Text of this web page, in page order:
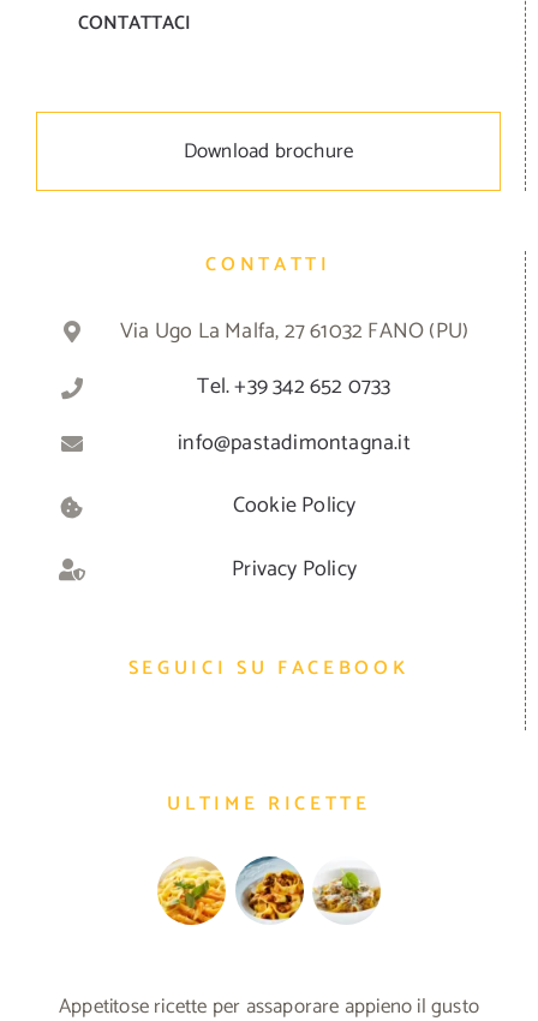
CONTATTACI
Download brochure
CONTATTI
Via Ugo La Malfa, 27 61032 FANO (PU)
Tel. +39 342 652 0733
info@pastadimontagna.it
Cookie Policy
Privacy Policy
SEGUICI SU FACEBOOK
ULTIME RICETTE
Appetitose ricette per assaporare appieno il gusto